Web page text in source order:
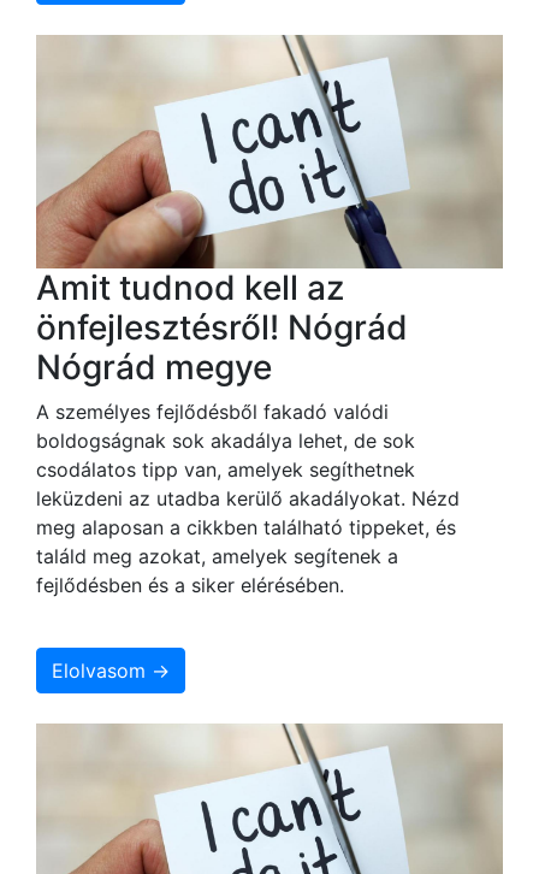
Amit tudnod kell az
önfejlesztésről! Nógrád
Nógrád megye
A személyes fejlődésből fakadó valódi
boldogságnak sok akadálya lehet, de sok
csodálatos tipp van, amelyek segíthetnek
leküzdeni az utadba kerülő akadályokat. Nézd
meg alaposan a cikkben található tippeket, és
találd meg azokat, amelyek segítenek a
fejlődésben és a siker elérésében.
Elolvasom →